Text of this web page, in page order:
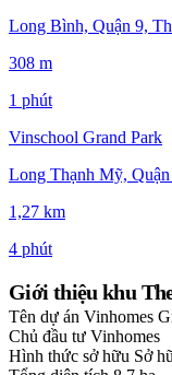
Long Bình, Quận 9,
308 m
1 phút
Vinschool Grand Park
Long Thạnh Mỹ,
1,27 km
4 phút
Giới thiệu khu
Tên dự án Vinhomes
Chủ đầu tư Vinhomes
Hình thức sở hữu Sở